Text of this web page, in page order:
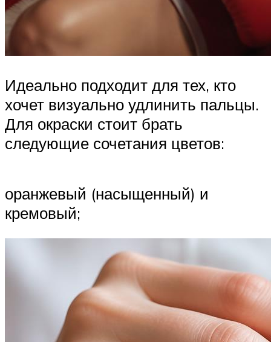
Идеально подходит для тех, кто
хочет визуально удлинить пальцы.
Для окраски стоит брать
следующие сочетания цветов:
оранжевый (насыщенный) и
кремовый;